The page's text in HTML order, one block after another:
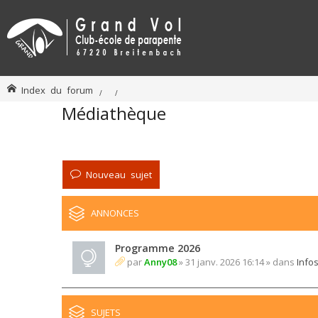
Index du forum
Médiathèque
Nouveau sujet
ANNONCES
Programme 2026
parAnny08» 31 janv. 2026 16:14 » dans Infos
SUJETS